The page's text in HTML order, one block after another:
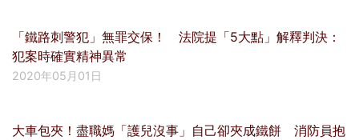
「鐵路刺警犯」無罪交保！ 法院提「5大點」解釋判決：
犯案時確實精神異常
2020年05月01日
大車包夾！盡職媽「護兒沒事」自己卻夾成鐵餅 消防員抱